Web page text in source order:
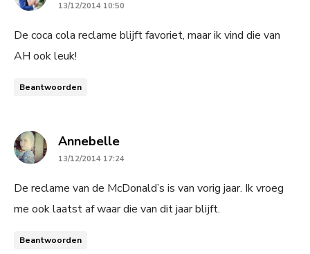
13/12/2014 10:50
De coca cola reclame blijft favoriet, maar ik vind die van
AH ook leuk!
Beantwoorden
Annebellesays:
13/12/2014 17:24
De reclame van de McDonald’s is van vorig jaar. Ik vroeg
me ook laatst af waar die van dit jaar blijft.
Beantwoorden